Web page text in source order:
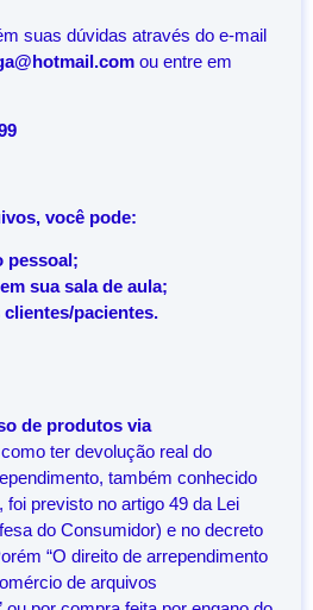
suas dúvidas através do e-mail
ou entre em
você pode:
pessoal;
em sua sala de aula;
clientes/pacientes.
de produtos via
ter devolução real do
também conhecido
previsto no artigo 49 da Lei
do Consumidor) e no decreto
“O direito de arrependimento
de arquivos